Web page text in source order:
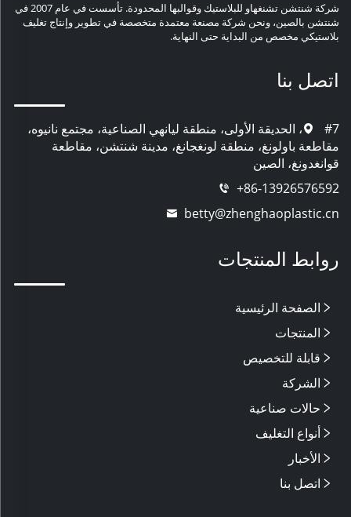
شركة شنتشن تشنغهاو للبلاستيك وقوالبها المحدودة. تأسست في عام 2007 في
شنتشن بالصين، ونحن شركة مصنعة معتمدة متخصصة في تطوير وإنتاج تغليف
بلاستيكي مخصص من البداية حتى النهاية.
اتصل بنا
#7، الحديقة الأولى، منطقة ليانهي الصناعية، مجتمع نانيوه،
مقاطعة باولونغ، منطقة لونغجانغ، مدينة شنتشن، مقاطعة
قوانغدونغ، الصين
+86-13926576592
betty@zhenghaoplastic.cn
روابط المنتجات
الصفحة الرئيسية
المنتجات
قابلة للتخصيص
الشركة
حالات صناعية
أنواع التغليف
الأخبار
اتصل بنا